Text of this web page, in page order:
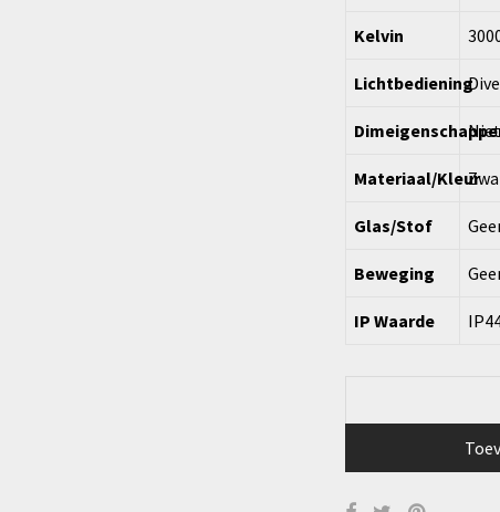
Kelvin
Lichtbediening
Materiaal/Kleur
Glas/Stof
Beweging
IP Waarde